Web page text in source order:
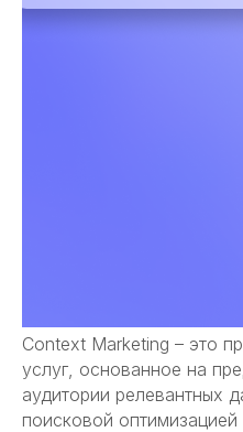
Context Marketing – это
услуг, основанное на
аудитории релевантных
поисковой